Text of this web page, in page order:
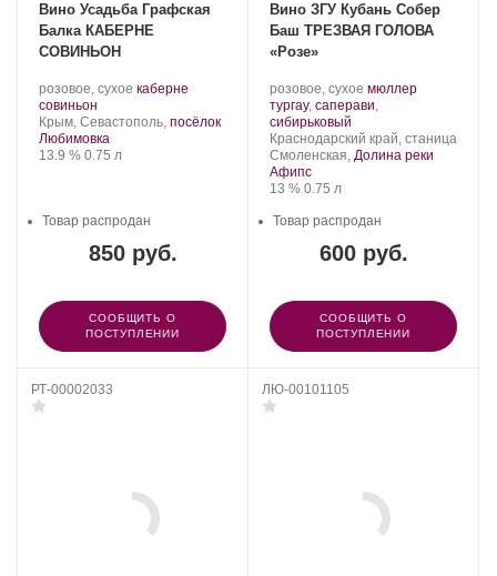
Вино Усадьба Графская
Балка КАБЕРНЕ
СОВИНЬОН
Производитель:
Усадьба
Графская
Балка.
розовое, сухое .
винограда:
каберне
совиньон
Регион:
Крым, Севастополь, посёлок
Любимовка
Крепость
13.9 %. Объем
0.75 л
850 руб.
Товар распродан
СООБЩИТЬ О
ПОСТУПЛЕНИИ
Вино ЗГУ Кубань Собер
Баш ТРЕЗВАЯ ГОЛОВА
«Розе»
Производитель:
Собер
Баш.
розовое, сухое .
Сорт
мюллер
тургау, саперави,
сибирьковый
Регион:
Краснодарский край, станица
Смоленская, Долина реки
Афипс
Крепость
13 %. Объем
0.75 л
600 руб.
Товар распродан
СООБЩИТЬ О
ПОСТУПЛЕНИИ
РТ-00002033 ЛЮ-00101105